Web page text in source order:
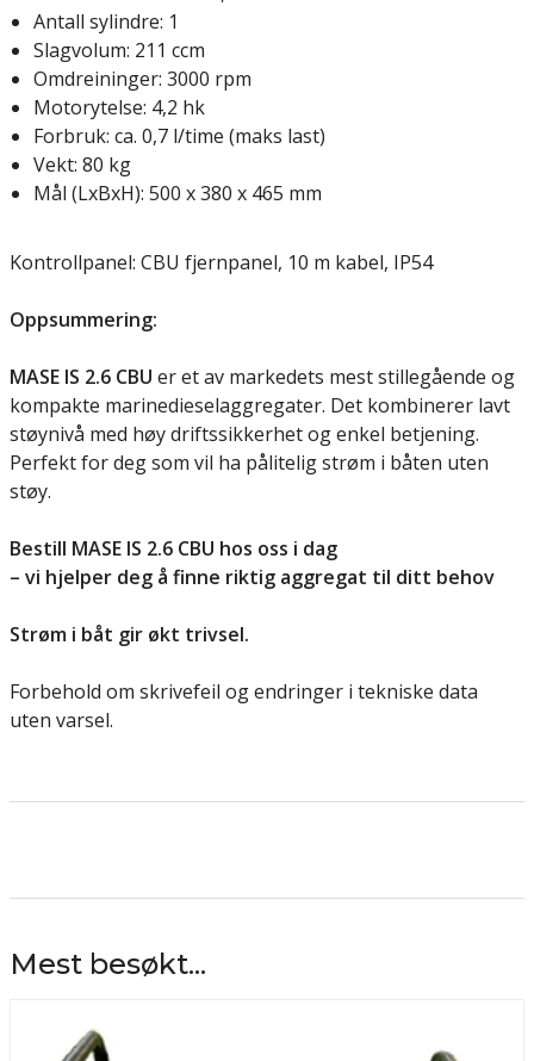
Antall sylindre: 1
Slagvolum: 211 ccm
Omdreininger: 3000 rpm
Motorytelse: 4,2 hk
Forbruk: ca. 0,7 l/time (maks last)
Vekt: 80 kg
Mål (LxBxH): 500 x 380 x 465 mm
Kontrollpanel: CBU fjernpanel, 10 m kabel, IP54
Oppsummering:
MASE IS 2.6 CBU er et av markedets mest stillegående og
kompakte marinedieselaggregater. Det kombinerer lavt
støynivå med høy driftssikkerhet og enkel betjening.
Perfekt for deg som vil ha pålitelig strøm i båten uten
støy.
Bestill MASE IS 2.6 CBU hos oss i dag
– vi hjelper deg å finne riktig aggregat til ditt behov
Strøm i båt gir økt trivsel.
Forbehold om skrivefeil og endringer i tekniske data
uten varsel.
Mest besøkt...